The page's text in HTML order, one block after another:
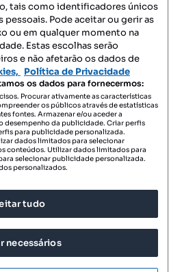
NOS:
NA:
OLX Portugal, S.A.
DE UTILIZAÇÃO
tais como identificadores únicos
Pode aceitar ou gerir as
ou em qualquer momento na
Estas escolhas serão
e não afetarão os dados de
Política de Privacidade
os dados para fornecermos:
Procurar ativamente as características
os públicos através de estatísticas
fontes. Armazenar e/ou aceder a
desempenho da publicidade. Criar perfis
para publicidade personalizada.
dados limitados para selecionar
conteúdos. Utilizar dados limitados para
selecionar publicidade personalizada.
personalizados.
tudo
necessários